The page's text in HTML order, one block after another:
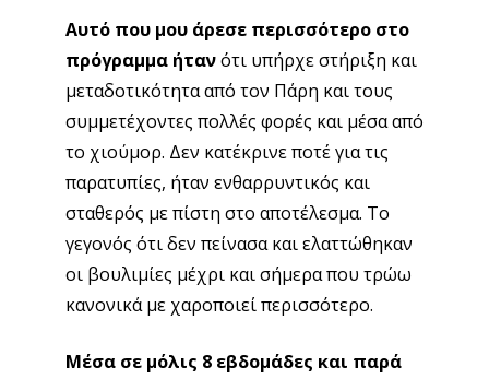
Αυτό που μου άρεσε περισσότερο στο
πρόγραμμα ήτανότι υπήρχε στήριξη και
μεταδοτικότητα από τον Πάρη και τους
συμμετέχοντες πολλές φορές και μέσα από
το χιούμορ. Δεν κατέκρινε ποτέ για τις
παρατυπίες, ήταν ενθαρρυντικός και
σταθερός με πίστη στο αποτέλεσμα. Το
γεγονός ότι δεν πείνασα και ελαττώθηκαν
οι βουλιμίες μέχρι και σήμερα που τρώω
κανονικά με χαροποιεί περισσότερο.
Μέσα σε μόλις 8 εβδομάδες και παρά